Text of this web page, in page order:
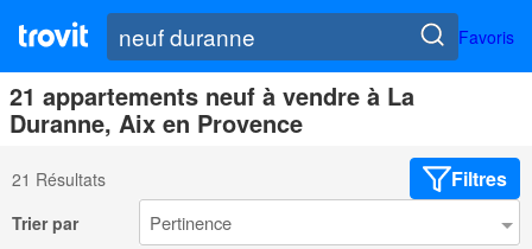
Favoris
21 appartements neuf à vendre à La
Duranne, Aix en Provence
21 Résultats Filtres
Trier par